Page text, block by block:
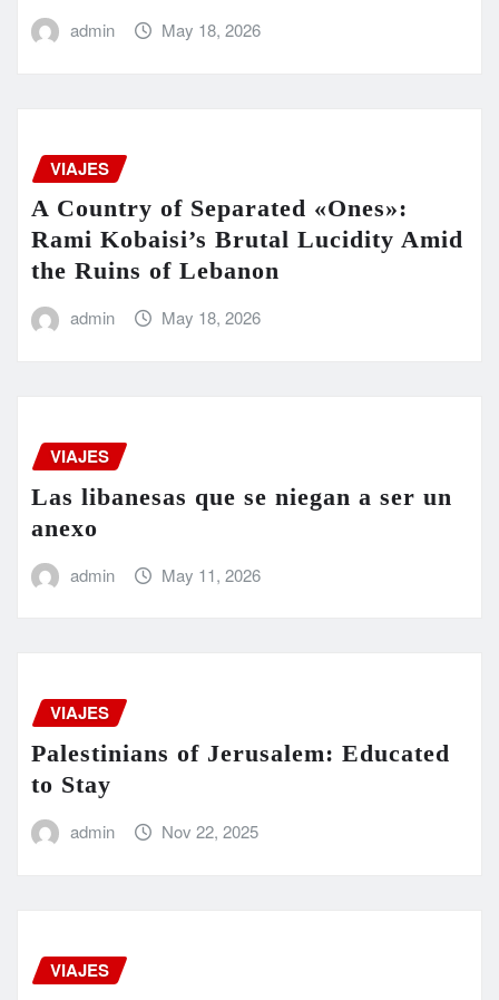
admin May 18, 2026
VIAJES
A Country of Separated «Ones»:
Rami Kobaisi’s Brutal Lucidity Amid
the Ruins of Lebanon
admin May 18, 2026
VIAJES
Las libanesas que se niegan a ser un
anexo
admin May 11, 2026
VIAJES
Palestinians of Jerusalem: Educated
to Stay
admin Nov 22, 2025
VIAJES